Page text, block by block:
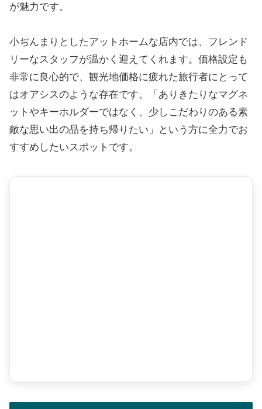
が魅力です。
小ぢんまりとしたアットホームな店内では、フレンド
リーなスタッフが温かく迎えてくれます。価格設定も
非常に良心的で、観光地価格に疲れた旅行者にとって
はオアシスのような存在です。「ありきたりなマグネ
ットやキーホルダーではなく、少しこだわりのある素
敵な思い出の品を持ち帰りたい」という方に全力でお
すすめしたいスポットです。